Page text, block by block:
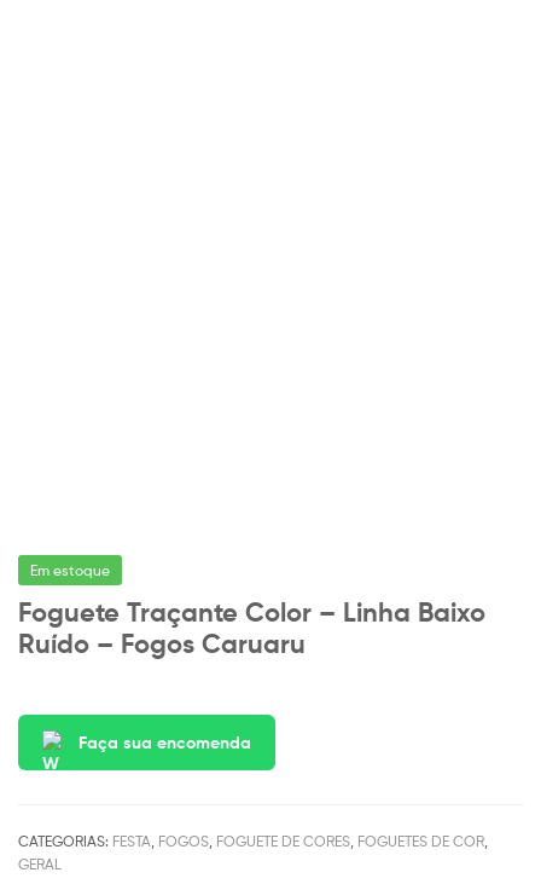
Em estoque
Foguete Traçante Color – Linha Baixo
Ruído – Fogos Caruaru
Faça sua encomenda
CATEGORIAS: FESTA FOGOS FOGUETE DE CORES FOGUETES DE COR
GERAL